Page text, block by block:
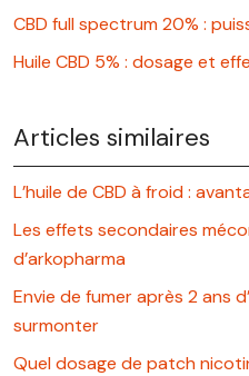
CBD full spectrum 20% :
Huile CBD 5% : dosage et
Articles similaires
L’huile de CBD à froid :
Les effets secondaires
d’arkopharma
Envie de fumer après 2 ans
surmonter
Quel dosage de patch